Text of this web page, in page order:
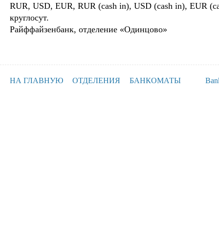
RUR, USD, EUR, RUR (cash in), USD (cash in), EUR
круглосут.
Райффайзенбанк, отделение «Одинцово»
НА ГЛАВНУЮ ОТДЕЛЕНИЯ БАНКОМАТЫ